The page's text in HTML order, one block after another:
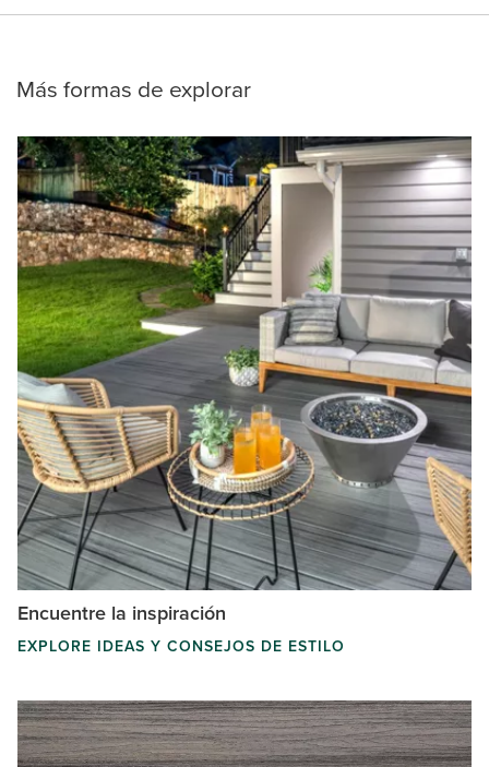
Más formas de explorar
Encuentre la inspiración
EXPLORE IDEAS Y CONSEJOS DE ESTILO